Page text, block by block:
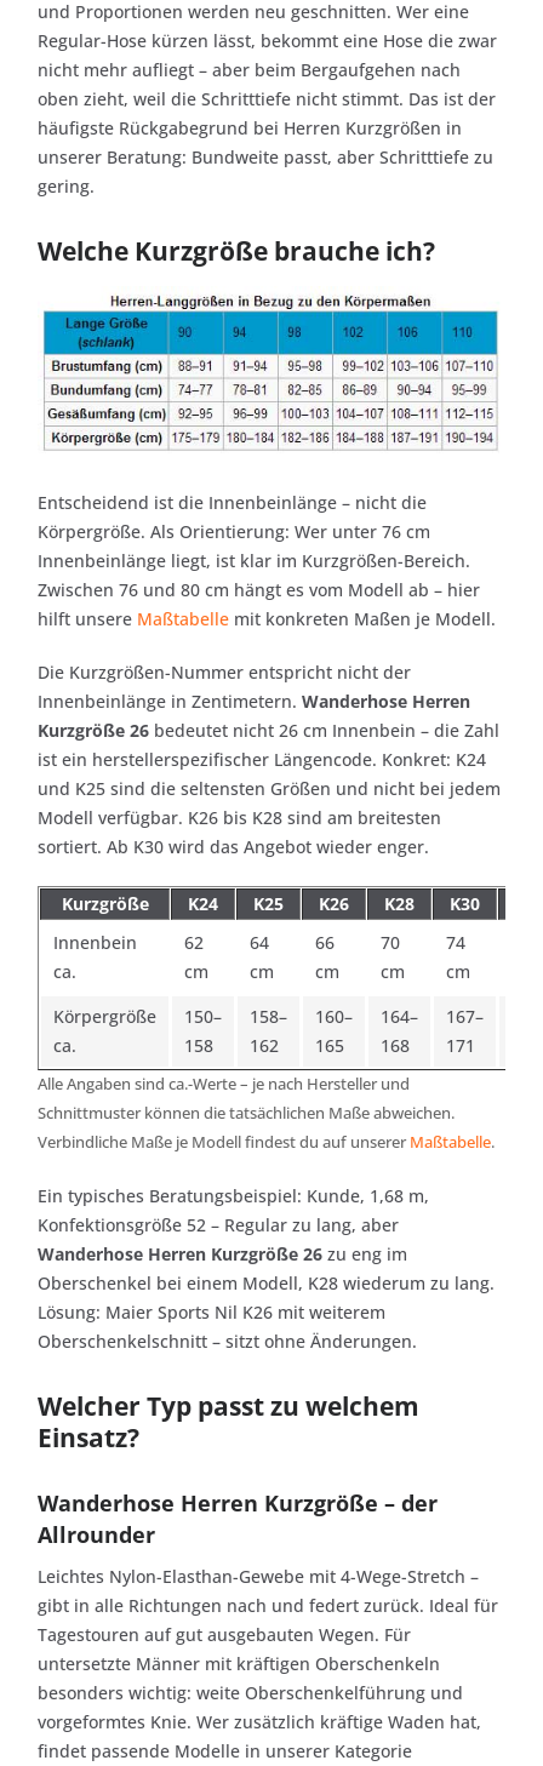
und Proportionen werden neu geschnitten. Wer eine
Regular-Hose kürzen lässt, bekommt eine Hose die zwar
nicht mehr aufliegt – aber beim Bergaufgehen nach
oben zieht, weil die Schritttiefe nicht stimmt. Das ist der
häufigste Rückgabegrund bei Herren Kurzgrößen in
unserer Beratung: Bundweite passt, aber Schritttiefe zu
gering.
Welche Kurzgröße brauche ich?
Entscheidend ist die Innenbeinlänge – nicht die
Körpergröße. Als Orientierung: Wer unter 76 cm
Innenbeinlänge liegt, ist klar im Kurzgrößen-Bereich.
Zwischen 76 und 80 cm hängt es vom Modell ab – hier
hilft unsere Maßtabelle mit konkreten Maßen je Modell.
Die Kurzgrößen-Nummer entspricht nicht der
Innenbeinlänge in Zentimetern. Wanderhose Herren
Kurzgröße 26 bedeutet nicht 26 cm Innenbein – die Zahl
ist ein herstellerspezifischer Längencode. Konkret: K24
und K25 sind die seltensten Größen und nicht bei jedem
Modell verfügbar. K26 bis K28 sind am breitesten
sortiert. Ab K30 wird das Angebot wieder enger.
Kurzgröße K24 K25 K26 K28 K30
Innenbein
ca.
62
cm
64
cm
66
cm
70
cm
74
cm
Körpergröße
ca.
150–
158
158–
162
160–
165
164–
168
167–
171
Alle Angaben sind ca.-Werte – je nach Hersteller und
Schnittmuster können die tatsächlichen Maße abweichen.
Verbindliche Maße je Modell findest du auf unsererMaßtabelle.
Ein typisches Beratungsbeispiel: Kunde, 1,68 m,
Konfektionsgröße 52 – Regular zu lang, aber
Wanderhose Herren Kurzgröße 26 zu eng im
Oberschenkel bei einem Modell, K28 wiederum zu lang.
Lösung: Maier Sports Nil K26 mit weiterem
Oberschenkelschnitt – sitzt ohne Änderungen.
Welcher Typ passt zu welchem
Einsatz?
Wanderhose Herren Kurzgröße – der
Allrounder
Leichtes Nylon-Elasthan-Gewebe mit 4-Wege-Stretch –
gibt in alle Richtungen nach und federt zurück. Ideal für
Tagestouren auf gut ausgebauten Wegen. Für
untersetzte Männer mit kräftigen Oberschenkeln
besonders wichtig: weite Oberschenkelführung und
vorgeformtes Knie. Wer zusätzlich kräftige Waden hat,
findet passende Modelle in unserer Kategorie